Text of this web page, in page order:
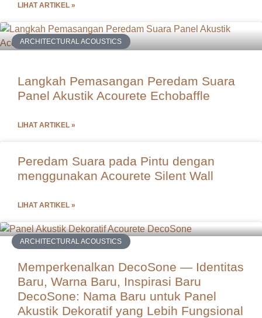
LIHAT ARTIKEL »
ARCHITECTURAL ACOUSTICS
Langkah Pemasangan Peredam Suara
Panel Akustik Acourete Echobaffle
LIHAT ARTIKEL »
Peredam Suara pada Pintu dengan
menggunakan Acourete Silent Wall
LIHAT ARTIKEL »
ARCHITECTURAL ACOUSTICS
Memperkenalkan DecoSone — Identitas
Baru, Warna Baru, Inspirasi Baru
DecoSone: Nama Baru untuk Panel
Akustik Dekoratif yang Lebih Fungsional